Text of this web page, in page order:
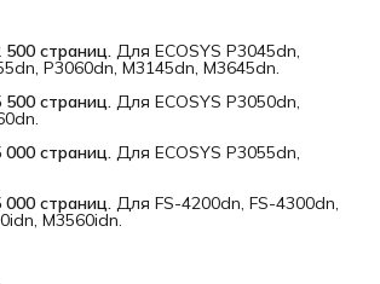
страниц. Для ECOSYS P3045dn,
P3060dn, M3145dn, M3645dn.
страниц. Для ECOSYS P3050dn,
страниц. Для ECOSYS P3055dn,
страниц. Для FS-4200dn, FS-4300dn,
M3560idn.